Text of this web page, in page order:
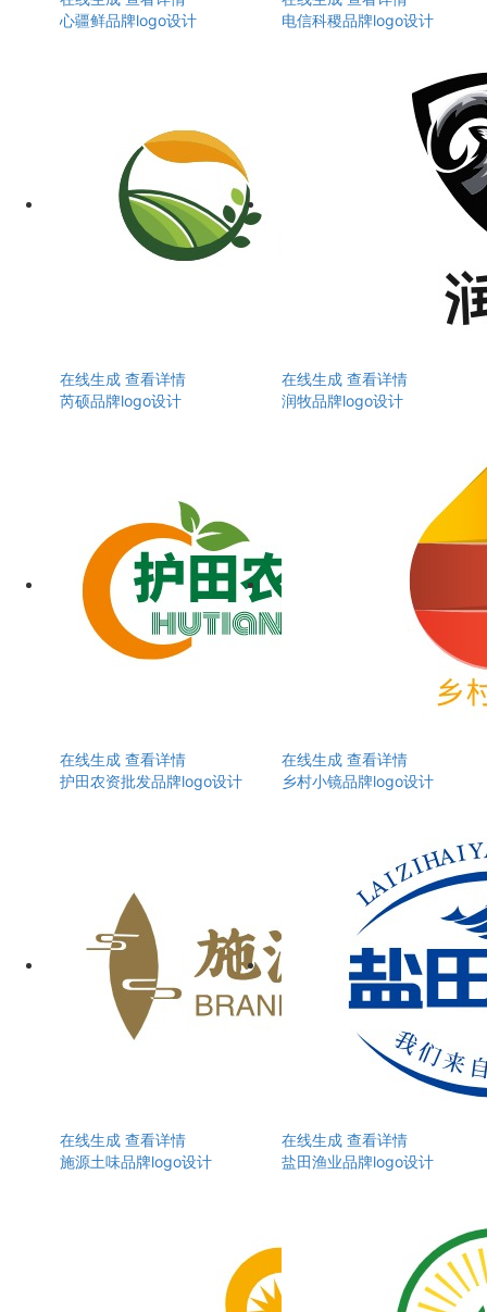
心疆鲜品牌logo设计
电信科稷品牌logo设计
在线生成 查看详情
芮硕品牌logo设计
在线生成 查看详情
润牧品牌logo设计
在线生成 查看详情
护田农资批发品牌logo设计
在线生成 查看详情
乡村小镜品牌logo设计
在线生成 查看详情
施源土味品牌logo设计
在线生成 查看详情
盐田渔业品牌logo设计